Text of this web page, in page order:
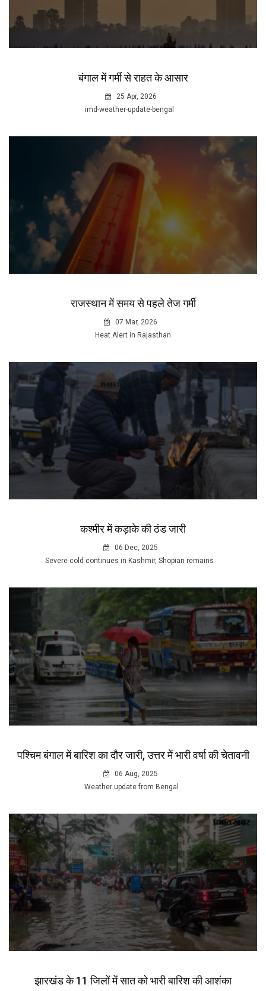
बंगाल में गर्मी से राहत के आसार
25 Apr, 2026
imd-weather-update-bengal
राजस्थान में समय से पहले तेज गर्मी
07 Mar, 2026
Heat Alert in Rajasthan
कश्मीर में कड़ाके की ठंड जारी
06 Dec, 2025
Severe cold continues in Kashmir, Shopian remains
पश्चिम बंगाल में बारिश का दौर जारी, उत्तर में भारी वर्षा की चेतावनी
06 Aug, 2025
Weather update from Bengal
झारखंड के 11 जिलों में सात को भारी बारिश की आशंका